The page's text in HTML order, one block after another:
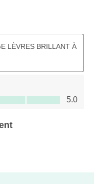
LÈVRES BRILLANT À
5.0